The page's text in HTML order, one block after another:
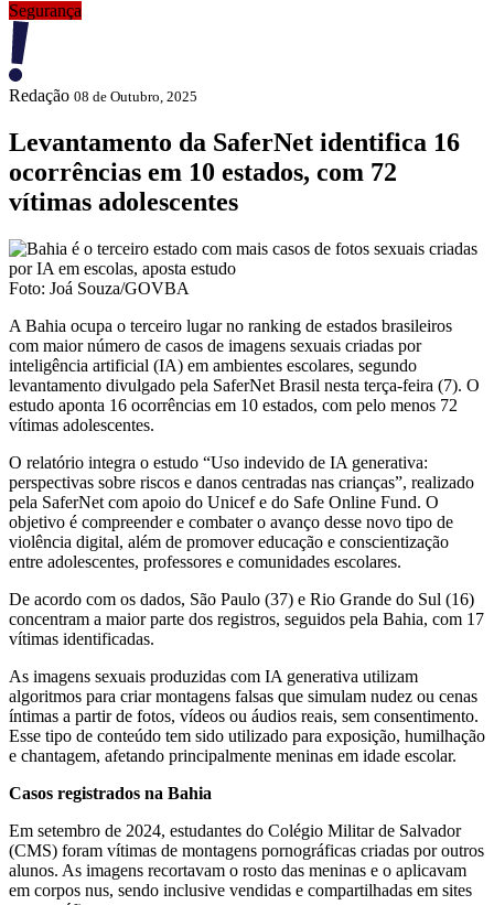
Segurança
Redação 08 de Outubro, 2025
Levantamento da SaferNet identifica 16
ocorrências em 10 estados, com 72
vítimas adolescentes
Foto: Joá Souza/GOVBA
A Bahia ocupa o terceiro lugar no ranking de estados brasileiros
com maior número de casos de imagens sexuais criadas por
inteligência artificial (IA) em ambientes escolares, segundo
levantamento divulgado pela SaferNet Brasil nesta terça-feira (7). O
estudo aponta 16 ocorrências em 10 estados, com pelo menos 72
vítimas adolescentes.
O relatório integra o estudo “Uso indevido de IA generativa:
perspectivas sobre riscos e danos centradas nas crianças”, realizado
pela SaferNet com apoio do Unicef e do Safe Online Fund. O
objetivo é compreender e combater o avanço desse novo tipo de
violência digital, além de promover educação e conscientização
entre adolescentes, professores e comunidades escolares.
De acordo com os dados, São Paulo (37) e Rio Grande do Sul (16)
concentram a maior parte dos registros, seguidos pela Bahia, com 17
vítimas identificadas.
As imagens sexuais produzidas com IA generativa utilizam
algoritmos para criar montagens falsas que simulam nudez ou cenas
íntimas a partir de fotos, vídeos ou áudios reais, sem consentimento.
Esse tipo de conteúdo tem sido utilizado para exposição, humilhação
e chantagem, afetando principalmente meninas em idade escolar.
Casos registrados na Bahia
Em setembro de 2024, estudantes do Colégio Militar de Salvador
(CMS) foram vítimas de montagens pornográficas criadas por outros
alunos. As imagens recortavam o rosto das meninas e o aplicavam
em corpos nus, sendo inclusive vendidas e compartilhadas em sites